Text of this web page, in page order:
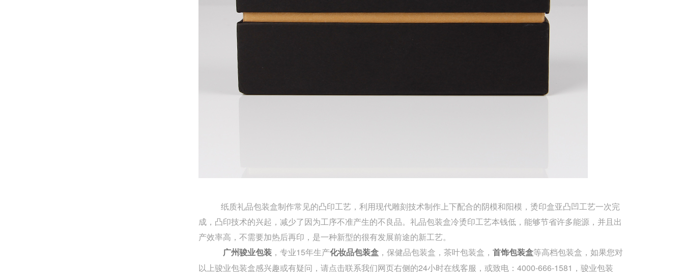
纸质礼品包装盒制作常见的凸印工艺，利用现代雕刻技术制作上下配合的阴模和阳模，烫印盒亚凸凹工艺一次完
成，凸印技术的兴起，减少了因为工序不准产生的不良品。礼品包装盒冷烫印工艺本钱低，能够节省许多能源，并且出
产效率高，不需要加热后再印，是一种新型的很有发展前途的新工艺。
广州骏业包装，专业15年生产化妆品包装盒，保健品包装盒，茶叶包装盒， 首饰包装盒等高档包装盒，如果您对
以上骏业包装盒感兴趣或有疑问，请点击联系我们网页右侧的24小时在线客服，或致电：4000-666-1581，骏业包装
印刷机器、纸张、油墨、显示器、机台师